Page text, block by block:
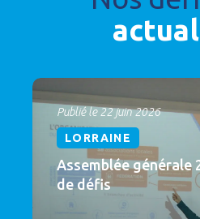
Publié le 22 juin 2026
LORRAINE
Assemblée générale
de défis